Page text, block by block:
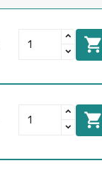

